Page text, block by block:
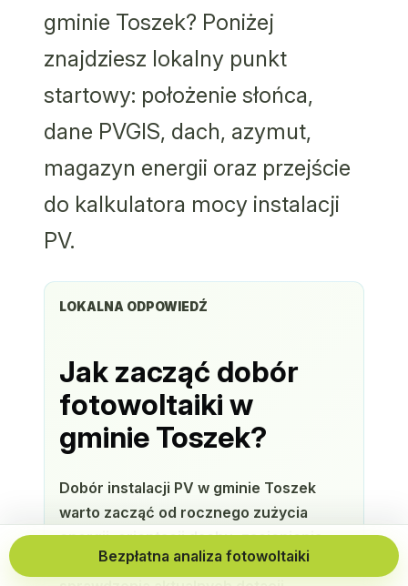
Bezpłatna analiza fotowoltaiki
gminie Toszek? Poniżej
znajdziesz lokalny punkt
startowy: położenie słońca,
dane PVGIS, dach, azymut,
magazyn energii oraz przejście
do kalkulatora mocy instalacji
PV.
LOKALNA ODPOWIEDŹ
Jak zacząć dobór
fotowoltaiki w
gminie Toszek?
Dobór instalacji PV w gminie Toszek
warto zacząć od rocznego zużycia
energii, orientacji dachu, zacienienia,
możliwości montażu magazynu energii i